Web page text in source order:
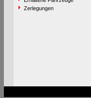
Zerlegungen